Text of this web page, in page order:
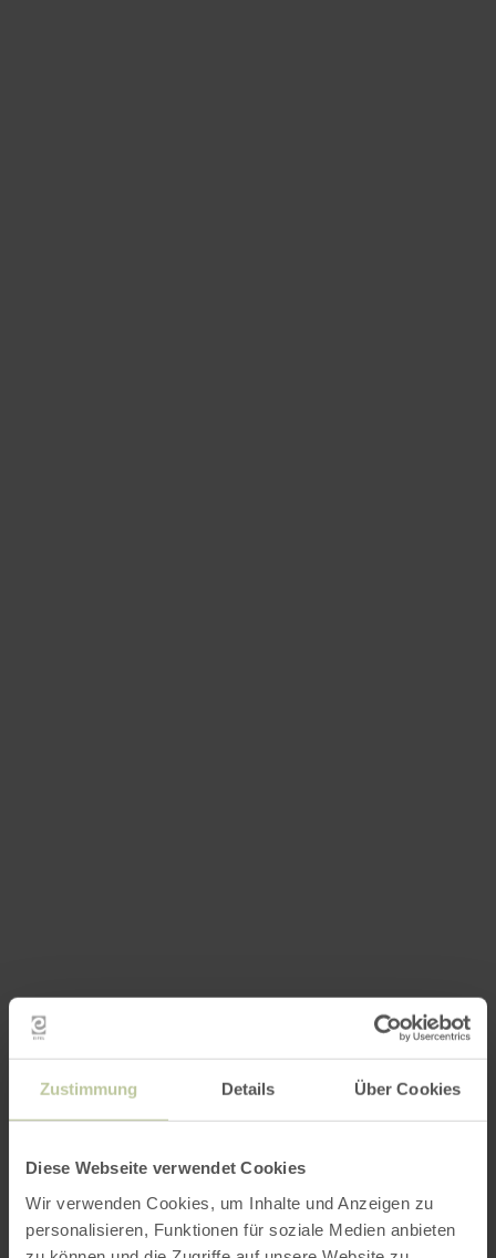
Zustimmung Details Über Cookies
Diese Webseite verwendet Cookies
Wir verwenden Cookies, um Inhalte und Anzeigen zu
personalisieren, Funktionen für soziale Medien anbieten